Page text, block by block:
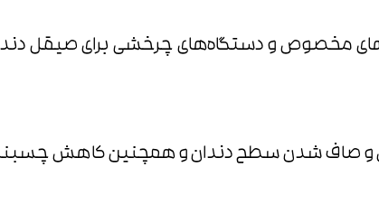
مخصوص و دستگاه‌های چرخشی برای صیقل
و صاف شدن سطح دندان و همچنین کاهش